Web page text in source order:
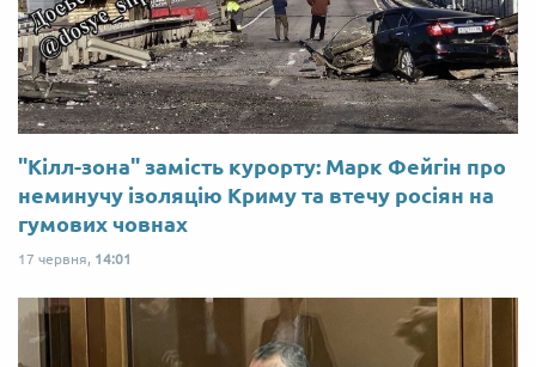
"Кілл-зона" замість курорту: Марк Фейгін про
неминучу ізоляцію Криму та втечу росіян на
гумових човнах
17 червня, 14:01